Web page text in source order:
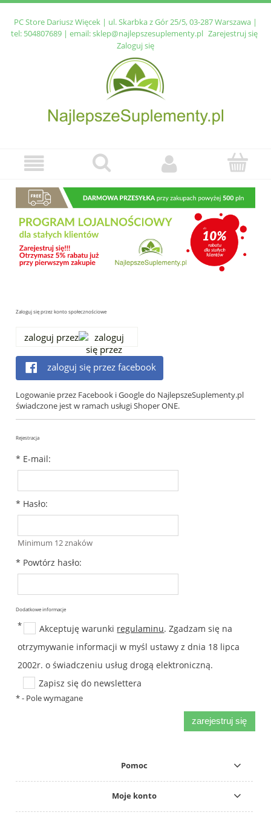
PC Store Dariusz Więcek | ul. Skarbka z Gór 25/5, 03-287 Warszawa |
tel: 504807689| email:sklep@najlepszesuplementy.pl Zarejestruj się
Zaloguj się
Zaloguj się przez konto społecznościowe
zaloguj przez
zaloguj się przez facebook
Logowanie przez Facebook i Google do NajlepszeSuplementy.pl
świadczone jest w ramach usługi Shoper ONE.
Rejestracja
* E-mail:
* Hasło:
Minimum 12 znaków
* Powtórz hasło:
Dodatkowe informacje
* Akceptuję warunki regulaminu. Zgadzam się na
otrzymywanie informacji w myśl ustawy z dnia 18 lipca
2002r. o świadczeniu usług drogą elektroniczną.
Zapisz się do newslettera
*- Pole wymagane
zarejestruj się
Pomoc
Moje konto